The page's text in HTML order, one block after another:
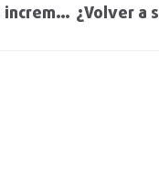
Girasol : la superficie registró un incremento del 57 % en Entre Ríos